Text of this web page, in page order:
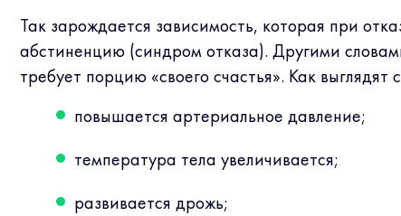
Так зарождается зависимость, которая при
абстиненцию (синдром отказа). Другими
требует порцию «своего счастья». Как
повышается артериальное давление;
температура тела увеличивается;
развивается дрожь;